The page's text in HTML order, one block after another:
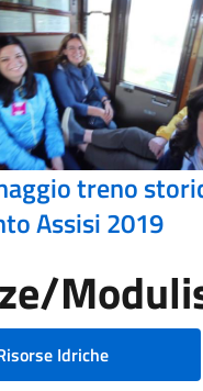
treno
Assisi 2019
Idriche